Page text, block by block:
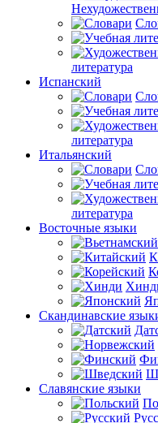
литература
Испанский
литература
Итальянский
литература
Восточные языки
Скандинавские
Славянские языки